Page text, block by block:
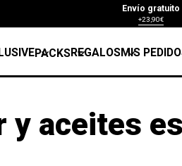
Envío gratuito
+23,90€
PACKSREGALOSMIS
y aceites